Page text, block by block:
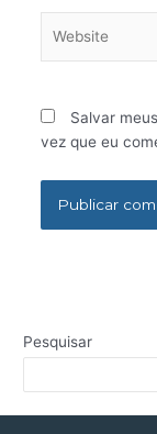
Salvar
vez que eu
Pesquisar